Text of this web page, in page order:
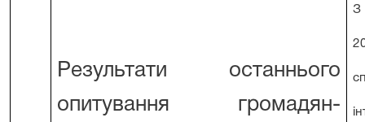
Результати останнього
опитування громадян-